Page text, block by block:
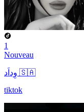
1
Nouveau
وِداَد 🇸🇦
tiktok